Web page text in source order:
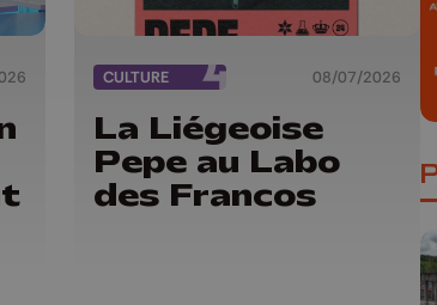
CULTURE 08/07/2026
La Liégeoise
Pepe au Labo
des Francos